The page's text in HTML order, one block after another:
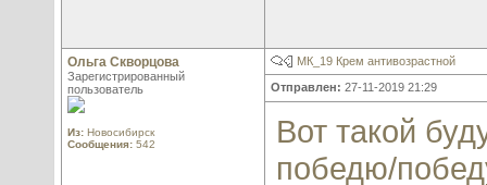
Ольга Скворцова
Зарегистрированный
пользователь
Из: Новосибирск
Сообщения: 542
МК_19 Крем антивозрастной
Отправлен: 27-11-2019 21:29
Вот такой
победю/